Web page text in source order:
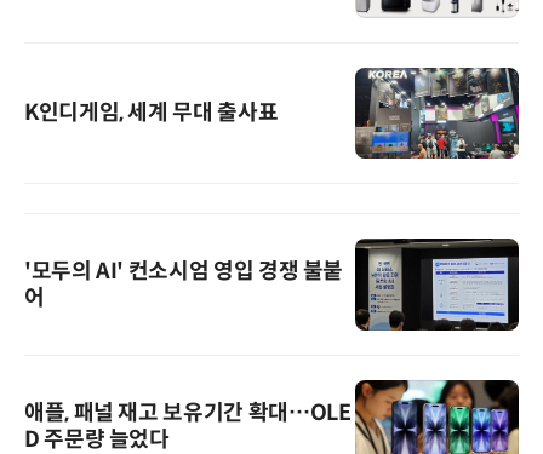
K인디게임, 세계 무대 출사표
'모두의 AI' 컨소시엄 영입 경쟁 불붙
어
애플, 패널 재고 보유기간 확대…OLE
D 주문량 늘었다